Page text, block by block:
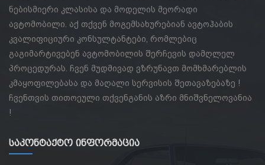
ნებისმიერი კლასისა და მოდელის მეორადი
ავტომობილი. აქ თქვენ მოგემსახურებიან ავტოჰაბის
კვალიფიციური კონსულტანტები, რომლებიც
გაგიმარტივებენ ავტომობილის შერჩევის დამღლელ
პროცედურას. ჩვენ მუდმივად ვზრუნავთ მომხმარებლის
კმაყოფილებასა და მაღალი სერვისის შეთავაზებაზე !
ჩვენთვის თითოეული თქვენგანის აზრი მნიშვნელოვანია
!
Საკონტაქტო Ინფორმაცია